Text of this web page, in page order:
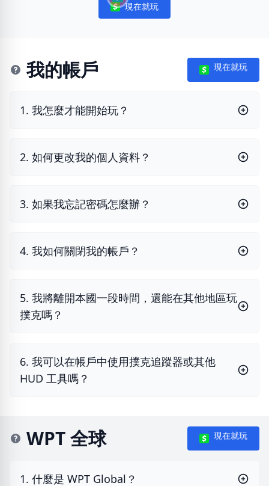
Notifications
現在就玩
我的帳戶 現在就玩
1. 我怎麼才能開始玩？
2. 如何更改我的個人資料？
3. 如果我忘記密碼怎麼辦？
4. 我如何關閉我的帳戶？
5. 我將離開本國一段時間，還能在其他地區玩
撲克嗎？
6. 我可以在帳戶中使用撲克追蹤器或其他
HUD 工具嗎？
WPT 全球 現在就玩
1. 什麼是 WPT Global？